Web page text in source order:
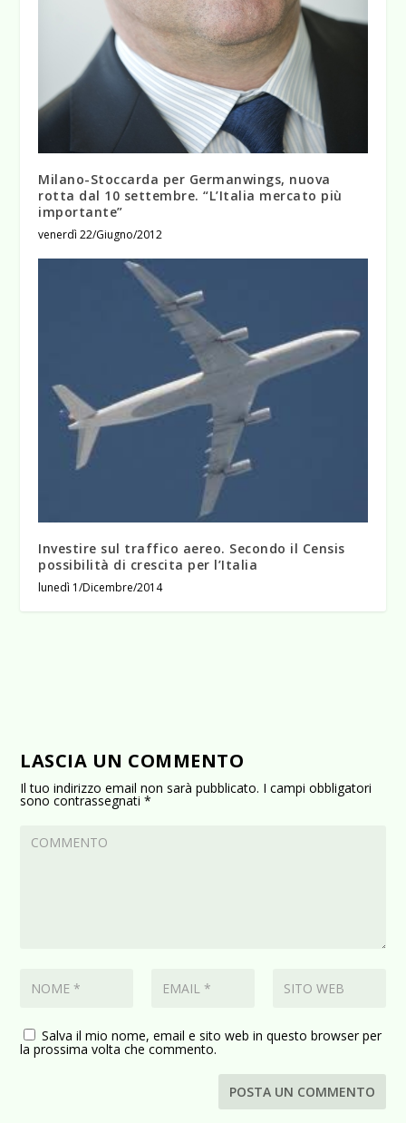
Milano-Stoccarda per Germanwings, nuova
rotta dal 10 settembre. “L’Italia mercato più
importante”
venerdì 22/Giugno/2012
Investire sul traffico aereo. Secondo il Censis
possibilità di crescita per l’Italia
lunedì 1/Dicembre/2014
LASCIA UN COMMENTO
Il tuo indirizzo email non sarà pubblicato. I campi obbligatori
sono contrassegnati*
Salva il mio nome, email e sito web in questo browser per
la prossima volta che commento.